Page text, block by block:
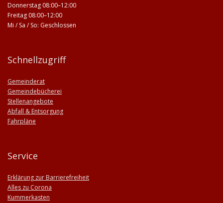
Donnerstag 08:00–12:00
Freitag 08:00–12:00
Mi / Sa / So: Geschlossen
Schnellzugriff
Gemeinderat
Gemeindebücherei
Stellenangebote
Abfall & Entsorgung
Fahrpläne
Service
Erklärung zur Barrierefreiheit
Alles zu Corona
Kummerkasten